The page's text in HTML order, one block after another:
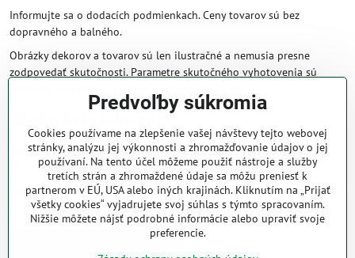
Informujte sa o dodacích podmienkach. Ceny tovarov sú bez
dopravného a balného.
Obrázky dekorov a tovarov sú len ilustračné a nemusia presne
zodpovedať skutočnosti. Parametre skutočného vyhotovenia sú
Naše obchodné podmienky zaručujú bezproblémové spracovanie
Vašej zakázky online.
V prípade, že máte s nami už dojednané obchodné podmienky, ceny a
zľavy z minulosti, platia tie, ktoré sú pre Vás výhodnejšie.
Predvoľby súkromia
Cookies používame na zlepšenie vašej návštevy tejto webovej
stránky, analýzu jej výkonnosti a zhromažďovanie údajov o jej
používaní. Na tento účel môžeme použiť nástroje a služby
tretích strán a zhromaždené údaje sa môžu preniesť k
partnerom v EÚ, USA alebo iných krajinách. Kliknutím na „Prijať
všetky cookies“ vyjadrujete svoj súhlas s týmto spracovaním.
Nižšie môžete nájsť podrobné informácie alebo upraviť svoje
preferencie.